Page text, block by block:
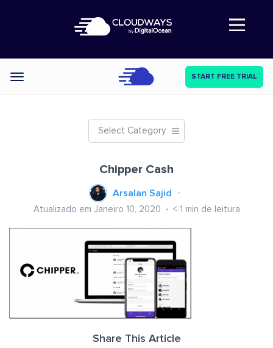
Abre a navegação
Categories START FREE TRIAL
Select Category
Chipper Cash
Arsalan Sajid
Atualizado em Janeiro 10, 2020 < 1 min de leitura
Share This Article